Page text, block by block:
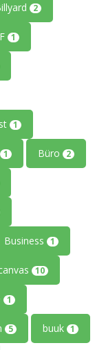
2
1
1
1 Büro 2
Business 1
10
1
5 buuk 1